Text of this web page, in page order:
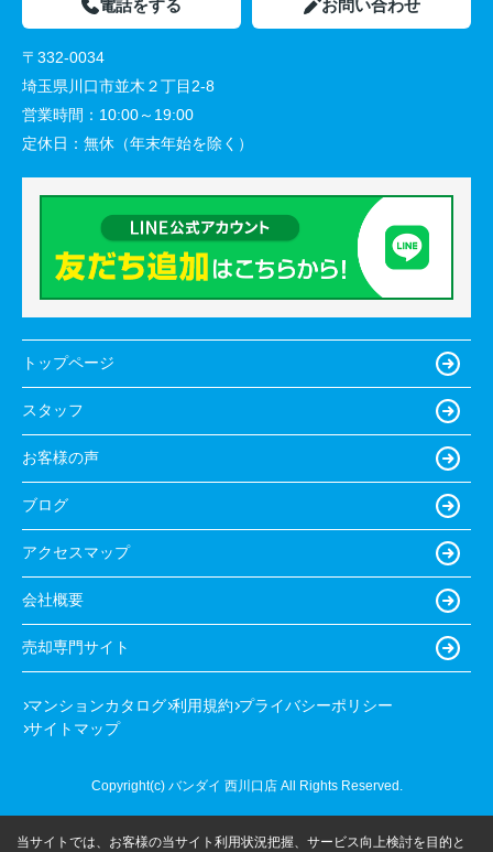
電話をする お問い合わせ
〒332-0034
埼玉県川口市並木２丁目2-8
営業時間： 10:00～19:00
定休日： 無休（年末年始を除く）
トップページ
スタッフ
お客様の声
ブログ
アクセスマップ
会社概要
売却専門サイト
マンションカタログ 利用規約 プライバシーポリシー
サイトマップ
Copyright(c) バンダイ 西川口店 All Rights Reserved.
当サイトでは、お客様の当サイト利用状況把握、サービス向上検討を目的と